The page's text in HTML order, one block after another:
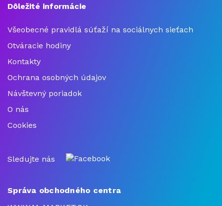
Dôležité informácie
Všeobecné pravidlá súťaží na sociálnych sieťach
Otváracie hodiny
Kontakty
Ochrana osobných údajov
Návštevný poriadok
O nás
Cookies
Sledujte nás
Správa obchodného centra